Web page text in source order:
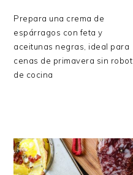
Prepara una crema de
espárragos con feta y
aceitunas negras, ideal para
cenas de primavera sin robot
de cocina